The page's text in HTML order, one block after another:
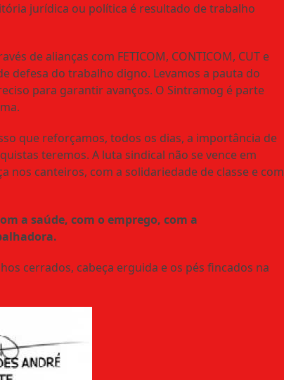
jurídica ou política é resultado de trabalho
de alianças com FETICOM, CONTICOM, CUT e
defesa do trabalho digno. Levamos a pauta do
para garantir avanços. O Sintramog é parte
que reforçamos, todos os dias, a importância de
teremos. A luta sindical não se vence em
nos canteiros, com a solidariedade de classe e com
a saúde, com o emprego, com a
cerrados, cabeça erguida e os pés fincados na